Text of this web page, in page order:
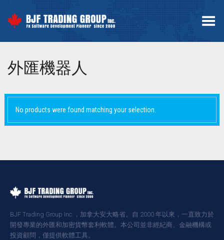
Toggle Menu
外匯機器人
No products were found matching your selection.
BJF Trading Group Inc.，加拿大安大略省。自 2000 年以來，一直致力於
開發專業的外匯和加密貨幣套利軟體。本公司並非經紀商、金融機構或
投資顧問，僅提供軟體工具。